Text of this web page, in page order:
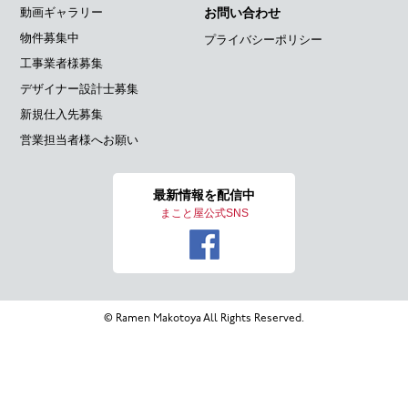
動画ギャラリー
物件募集中
工事業者様募集
デザイナー設計士募集
新規仕入先募集
営業担当者様へお願い
お問い合わせ
プライバシーポリシー
最新情報を配信中
まこと屋公式SNS
© Ramen Makotoya All Rights Reserved.